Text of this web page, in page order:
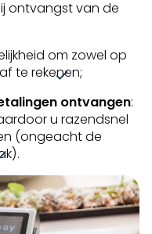
ontvangst van de
om zowel op
te rekenen;
ontvangen:
u razendsnel
(ongeacht de